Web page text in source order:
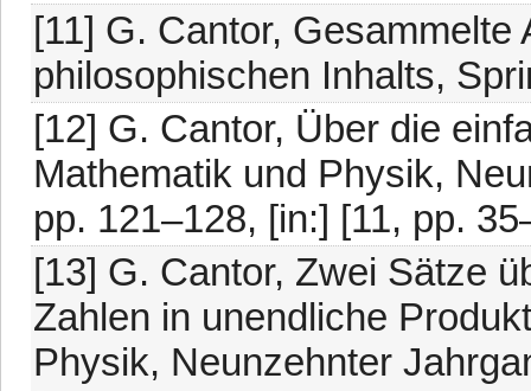
[11] G. Cantor,
philosophischen Inhalts,
[12] G. Cantor, Über die
Mathematik und Physik,
pp. 121–128, [in:] [11, pp.
[13] G. Cantor, Zwei Sätze
Zahlen in unendliche
Physik, Neunzehnter